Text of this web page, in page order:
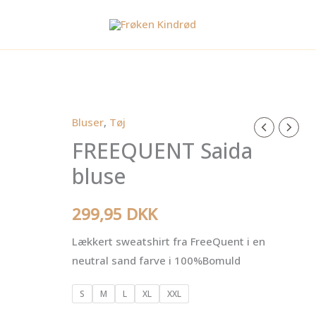
Bluser, Tøj
FREEQUENT Saida
bluse
299,95 DKK
Lækkert sweatshirt fra FreeQuent i en
neutral sand farve i 100%Bomuld
S M L XL XXL
FREEQUENT
Saida
antal